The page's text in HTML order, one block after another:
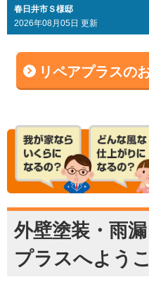
春日井市Ｓ様邸
2026年08月05日 更新
リペアプラスの
外壁塗装・雨
プラスへよう